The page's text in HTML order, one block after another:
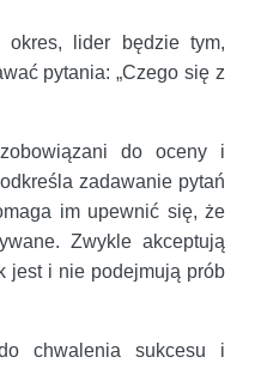
okres, lider będzie tym,
pytania: „Czego się z
do oceny i
zadawanie pytań
im upewnić się, że
Zwykle akceptują
jest i nie podejmują prób
chwalenia sukcesu i